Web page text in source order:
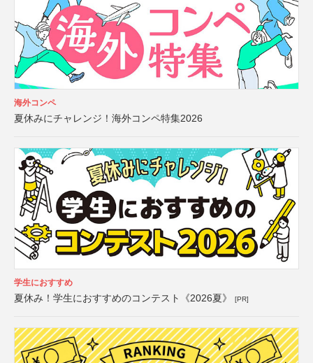
海外コンペ
夏休みにチャレンジ！海外コンペ特集2026
学生におすすめ
夏休み！学生におすすめのコンテスト《2026夏》 [PR]